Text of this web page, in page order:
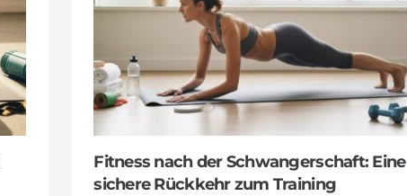
Fitness nach der Schwangerschaft: Eine
sichere Rückkehr zum Training